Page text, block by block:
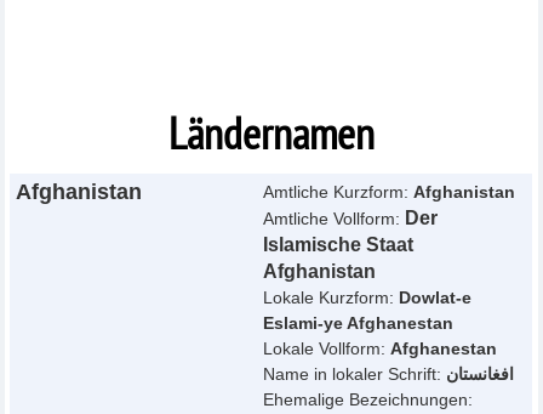
Ländernamen
Afghanistan Amtliche Kurzform:Afghanistan
Amtliche Vollform: Der
Islamische Staat
Afghanistan
Lokale Kurzform: Dowlat-e
Eslami-ye Afghanestan
Lokale Vollform:Afghanestan
Name in lokaler Schrift: افغانستان
Ehemalige Bezeichnungen: